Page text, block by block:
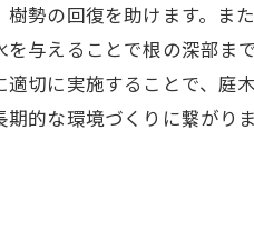
勢の回復を助けます。ま
与えることで根の深部ま
切に実施することで、庭
的な環境づくりに繋がりま